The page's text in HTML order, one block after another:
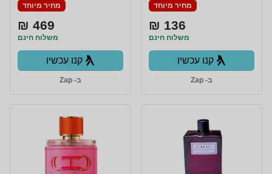
מחיר מיוחד
136 ₪
משלוח חינם
קנו עכשיו
ב- Zap
מחיר מיוחד
469 ₪
משלוח חינם
קנו עכשיו
ב- Zap